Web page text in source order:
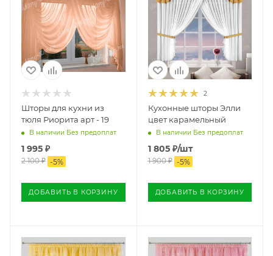
Шторы для кухни из
тюля Риорита арт - 19
В наличии Без предоплат
1 995 ₽
2 100₽ -5%
ДОБАВИТЬ В КОРЗИНУ
2
Кухонные шторы Элли
цвет карамельный
В наличии Без предоплат
1 805₽/шт
1 900₽ -5%
ДОБАВИТЬ В КОРЗИНУ